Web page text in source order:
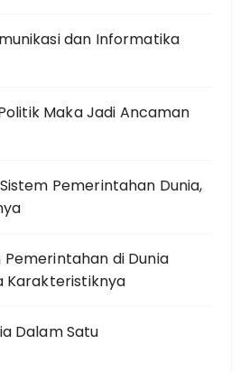
dan Informatika
Maka Jadi Ancaman
Pemerintahan Dunia,
di Dunia
Karakteristiknya
Dalam Satu